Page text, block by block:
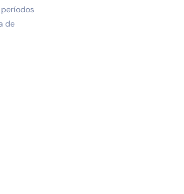
de